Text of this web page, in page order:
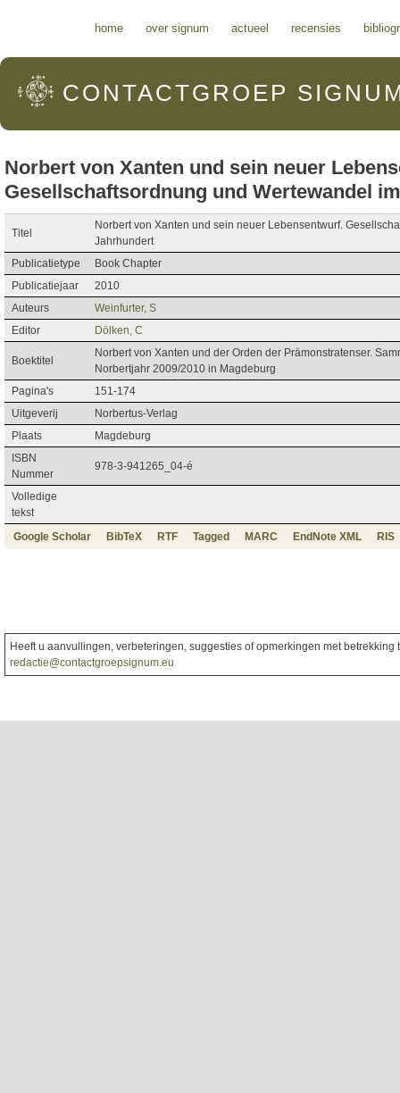
home over signum actueel recensies
CONTACTGROEP
Norbert von Xanten und sein neuer
Gesellschaftsordnung und Wertewandel
Titel
Norbert von Xanten und sein neuer Lebensentwurf.
Jahrhundert
Publicatietype
Book Chapter
Publicatiejaar
2010
Auteurs
Weinfurter, S
Editor
Dölken, C
Boektitel
Norbert von Xanten und der Orden der Prämonstratenser.
Norbertjahr 2009/2010 in Magdeburg
Pagina's
151-174
Uitgeverij
Norbertus-Verlag
Plaats
Magdeburg
ISBN
Nummer
978-3-941265_04-é
Volledige
tekst
Google Scholar
BibTeX RTF Tagged MARC EndNote XML RIS
Heeft u aanvullingen, verbeteringen, suggesties of opmerkingen met
redactie@contactgroepsignum.eu